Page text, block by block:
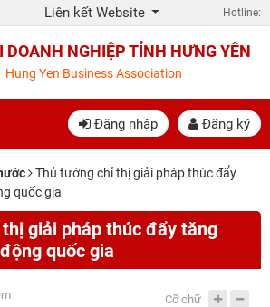
Liên kết Website Hotline:
DOANH NGHIỆP TỈNH HƯNG YÊN
Hung Yen Business Association
Đăng nhập Đăng ký
Thủ tướng chỉ thị giải pháp thúc đẩy
quốc gia
giải pháp thúc đẩy tăng
quốc gia
Cỡ chữ